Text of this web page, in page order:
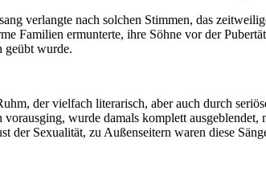
verlangte nach solchen Stimmen, das
Familien ermunterte, ihre Söhne vor der
geübt wurde.
der vielfach literarisch, aber auch durch
wurde damals komplett ausgeblendet,
Sexualität, zu Außenseitern waren diese